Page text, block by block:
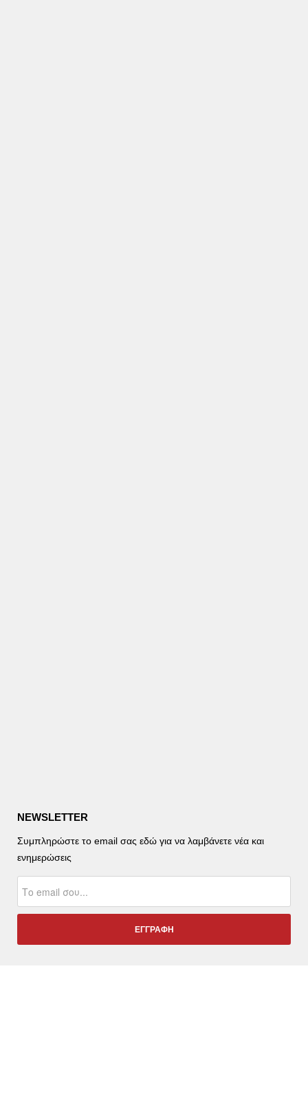
NEWSLETTER
Συμπληρώστε το email σας εδώ για να λαμβάνετε νέα και
ενημερώσεις